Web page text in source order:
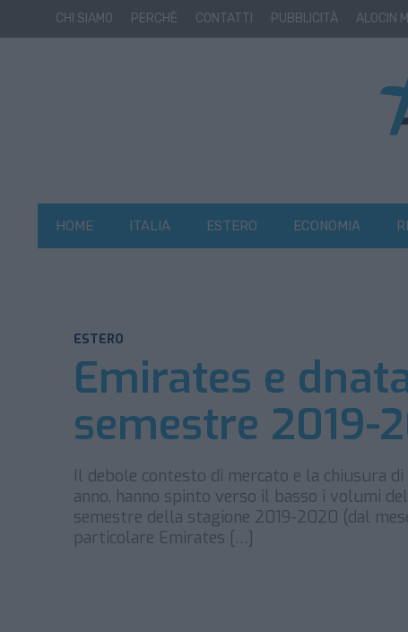
CHI SIAMO PERCHÈ CONTATTI PUBBLICITÀ ALOCIN
HOME ITALIA ESTERO ECONOMIA
ESTERO
Emirates e
semestre 2019-
Il debole contesto di mercato e la chiusura
anno, hanno spinto verso il basso i volumi
semestre della stagione 2019-2020 (dal
particolare Emirates […]